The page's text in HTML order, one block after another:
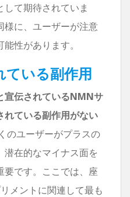
て期待されていま
様に、ユーザーが注意
性があります。
ている副作用
宣伝されているNMNサ
れている副作用がない
のユーザーがプラスの
在的なマイナス面を
要です。ここでは、座
メントに関連して最も